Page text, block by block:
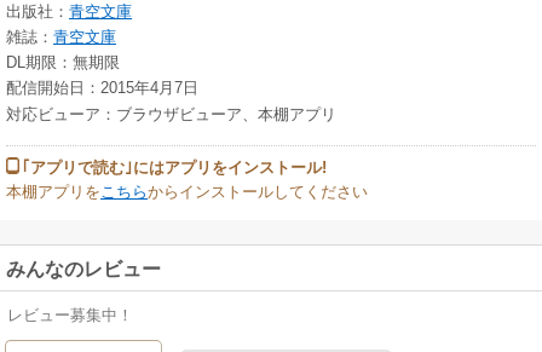
出版社： 青空文庫
雑誌： 青空文庫
DL期限：無期限
配信開始日：2015年4月7日
対応ビューア：ブラウザビューア、本棚アプリ
｢アプリで読む｣にはアプリをインストール!
本棚アプリを こちらからインストールしてください
みんなのレビュー
レビュー募集中！